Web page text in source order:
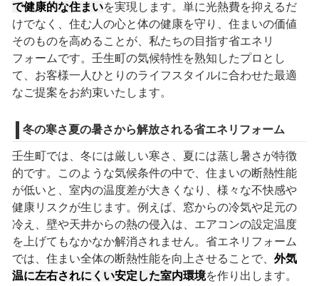
で健康的な住まいを実現します。単に光熱費を抑えるだ
けでなく、住む人の心と体の健康を守り、住まいの価値
そのものを高めることが、私たちの目指す省エネリ
フォームです。壬生町の気候特性を熟知したプロとし
て、お客様一人ひとりのライフスタイルに合わせた最適
なご提案をお約束いたします。
冬の寒さ夏の暑さから解放される省エネリフォーム
壬生町では、冬には厳しい寒さ、夏には蒸し暑さが特徴
的です。このような気候条件の中で、住まいの断熱性能
が低いと、室内の温度差が大きくなり、様々な不快感や
健康リスクが生じます。例えば、窓からの冷気や足元の
冷え、壁や天井からの熱の侵入は、エアコンの設定温度
を上げてもなかなか解消されません。省エネリフォーム
では、住まい全体の断熱性能を向上させることで、 外気
温に左右されにくい安定した室内環境を作り出します。